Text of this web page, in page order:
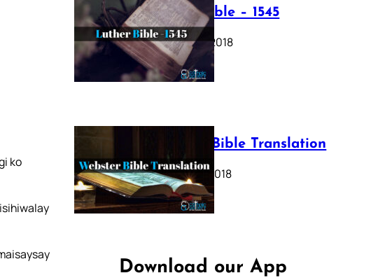
ko
Luther Bible – 1545
October 17, 2018
Webster Bible Translation
October 11, 2018
Download our App